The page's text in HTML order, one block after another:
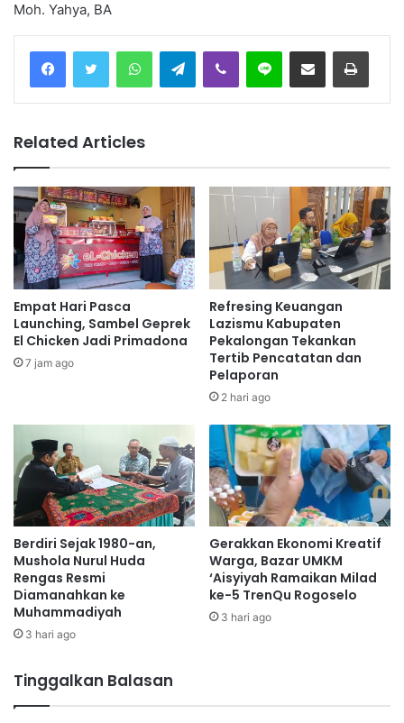
Moh. Yahya, BA
Telegram
Related Articles
Empat Hari Pasca
Launching, Sambel Geprek
El Chicken Jadi Primadona
7 jam ago
Refresing Keuangan
Lazismu Kabupaten
Pekalongan Tekankan
Tertib Pencatatan dan
Pelaporan
2 hari ago
Berdiri Sejak 1980-an,
Mushola Nurul Huda
Rengas Resmi
Diamanahkan ke
Muhammadiyah
3 hari ago
Gerakkan Ekonomi Kreatif
Warga, Bazar UMKM
‘Aisyiyah Ramaikan Milad
ke-5 TrenQu Rogoselo
3 hari ago
Tinggalkan Balasan